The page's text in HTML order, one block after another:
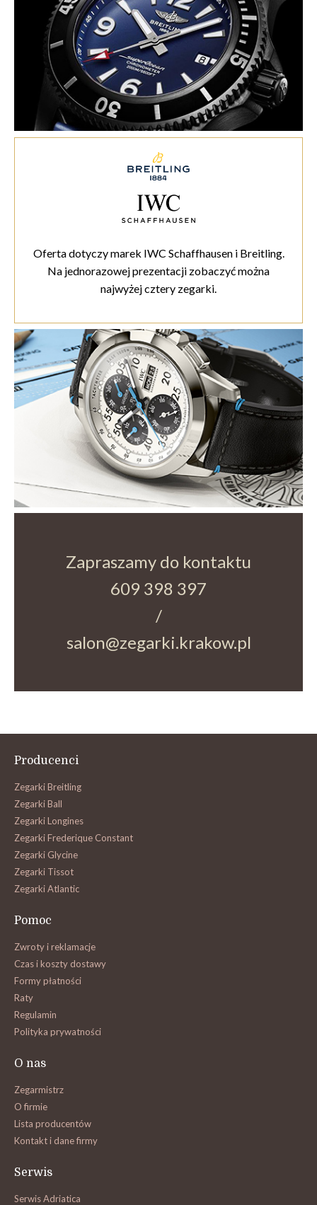
Oferta dotyczy marek IWC Schaffhausen i Breitling.
Na jednorazowej prezentacji zobaczyć można
najwyżej cztery zegarki.
Zapraszamy do kontaktu
609 398 397
/
salon@zegarki.krakow.pl
Producenci
Zegarki Breitling
Zegarki Ball
Zegarki Longines
Zegarki Frederique Constant
Zegarki Glycine
Zegarki Tissot
Zegarki Atlantic
Pomoc
Zwroty i reklamacje
Czas i koszty dostawy
Formy płatności
Raty
Regulamin
Polityka prywatności
O nas
Zegarmistrz
O firmie
Lista producentów
Kontakt i dane firmy
Serwis
Serwis Adriatica